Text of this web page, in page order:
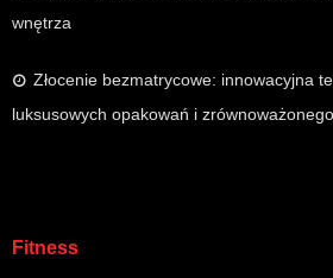
wnętrza
Złocenie bezmatrycowe: innowacyjna
luksusowych opakowań i
Fitness